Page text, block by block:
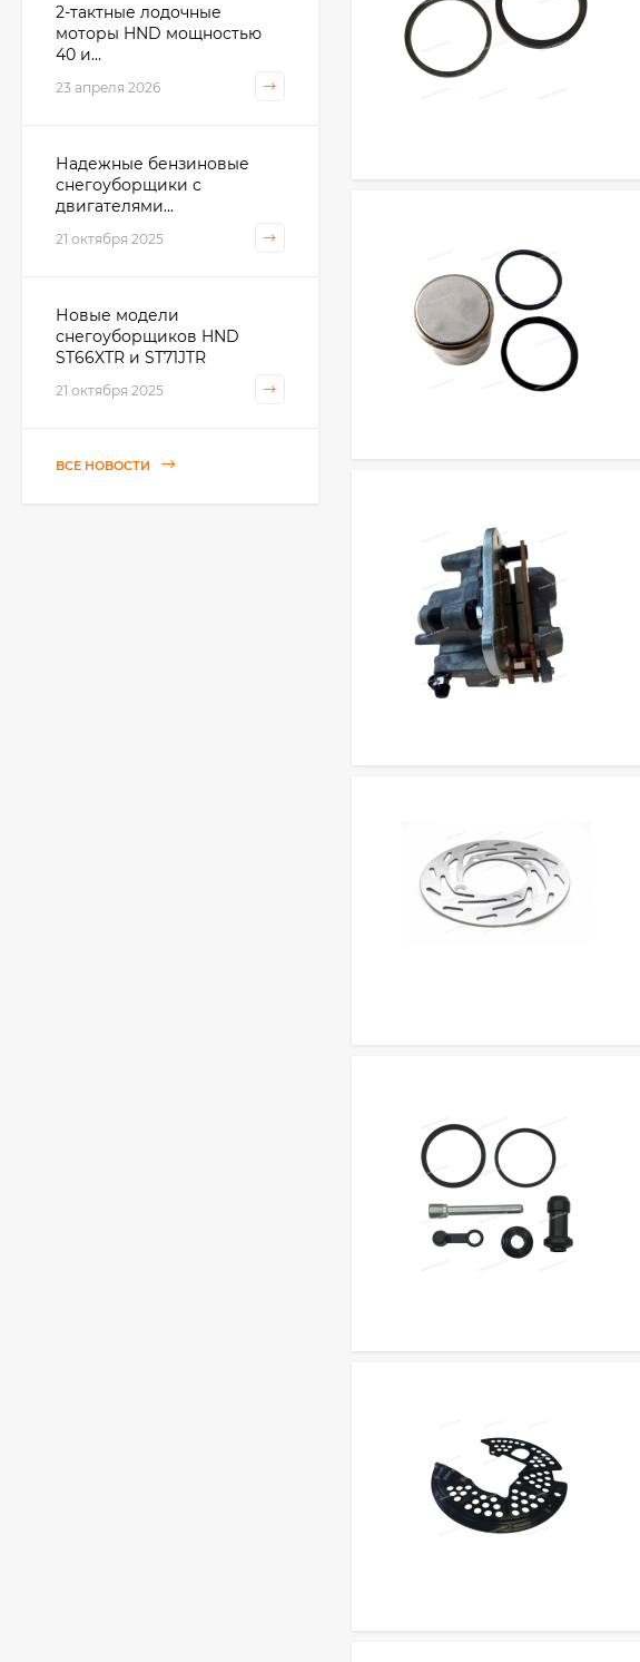
2-тактные лодочные
моторы HND мощностью
40 и...
23 апреля 2026
Надежные бензиновые
снегоуборщики с
двигателями...
21 октября 2025
Новые модели
снегоуборщиков HND
ST66XTR и ST71JTR
21 октября 2025
ВСЕ НОВОСТИ